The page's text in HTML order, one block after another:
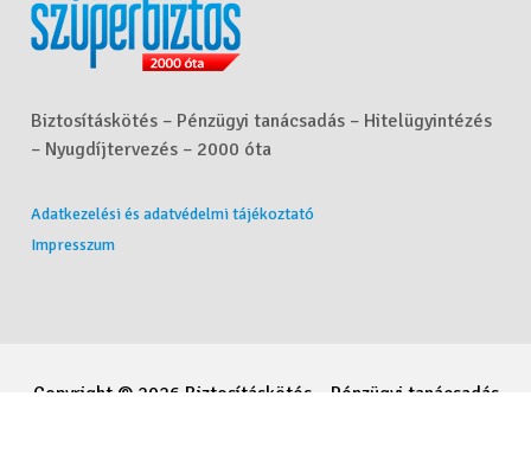
Biztosításkötés – Pénzügyi tanácsadás – Hitelügyintézés
– Nyugdíjtervezés – 2000 óta
Adatkezelési és adatvédelmi tájékoztató
Impresszum
Copyright © 2026 Biztosításkötés – Pénzügyi tanácsadás